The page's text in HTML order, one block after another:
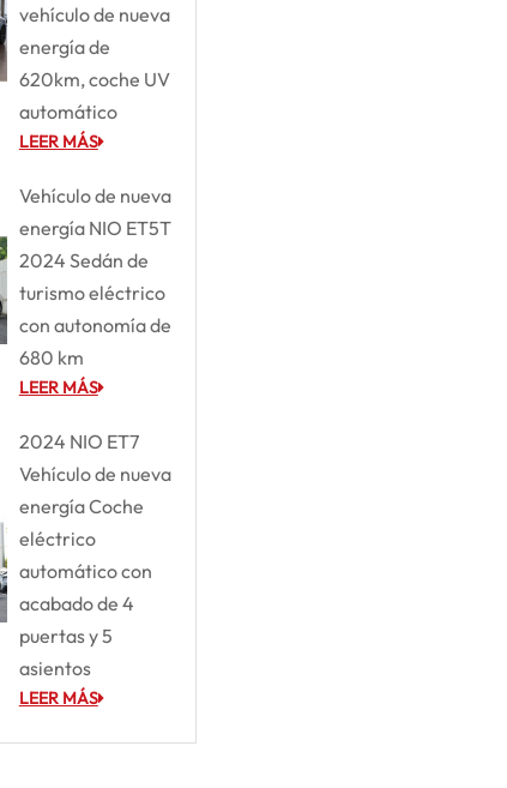
vehículo de nueva
energía de
620km, coche UV
automático
LEER MÁS
Vehículo de nueva
energía NIO ET5T
2024 Sedán de
turismo eléctrico
con autonomía de
680 km
LEER MÁS
2024 NIO ET7
Vehículo de nueva
energía Coche
eléctrico
automático con
acabado de 4
puertas y 5
asientos
LEER MÁS